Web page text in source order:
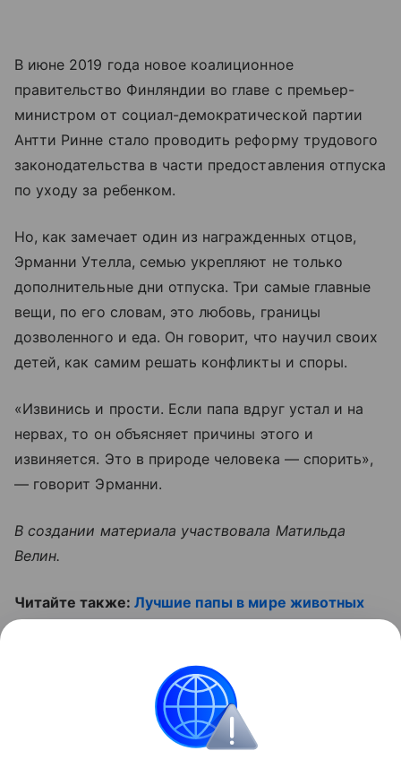
В июне 2019 года новое коалиционное
правительство Финляндии во главе с премьер-
министром от социал-демократической партии
Антти Ринне стало проводить реформу трудового
законодательства в части предоставления отпуска
по уходу за ребенком.
Но, как замечает один из награжденных отцов,
Эрманни Утелла, семью укрепляют не только
дополнительные дни отпуска. Три самые главные
вещи, по его словам, это любовь, границы
дозволенного и еда. Он говорит, что научил своих
детей, как самим решать конфликты и споры.
«Извинись и прости. Если папа вдруг устал и на
нервах, то он объясняет причины этого и
извиняется. Это в природе человека — спорить»,
— говорит Эрманни.
В создании материала участвовала Матильда
Велин.
Читайте также: Лучшие папы в мире животных
Контент недоступен